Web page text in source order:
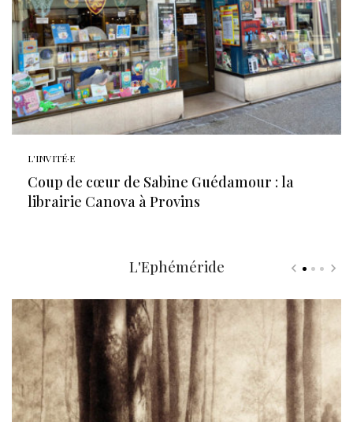
L'INVITÉ·E
Coup de cœur de Sabine Guédamour : la
librairie Canova à Provins
L'Ephéméride